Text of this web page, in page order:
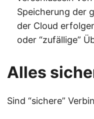
Speicherung der
der Cloud
oder “zufällige”
Alles
Sind “sichere”